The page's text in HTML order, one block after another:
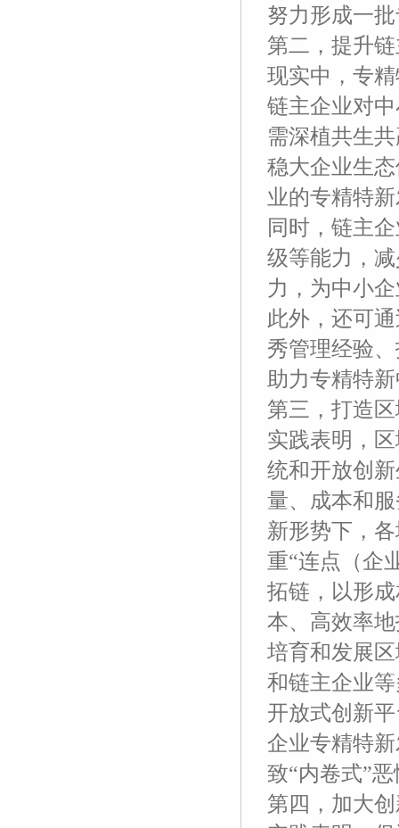
努力形成一
第二，提升
现实中，专
链主企业对
需深植共生
稳大企业生
业的专精特
同时，链主
级等能力，
力，为中小
此外，还可
秀管理经验
助力专精特
第三，打造
实践表明，
统和开放创
量、成本和
新形势下，
重“连点（企
拓链，以形
本、高效率
培育和发展
和链主企业
开放式创新
企业专精特
致“内卷式”
第四，加大